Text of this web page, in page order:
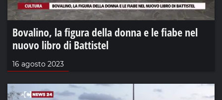
Bovalino, la figura della donna e le fiabe nel
nuovo libro di Battistel
16 agosto 2023